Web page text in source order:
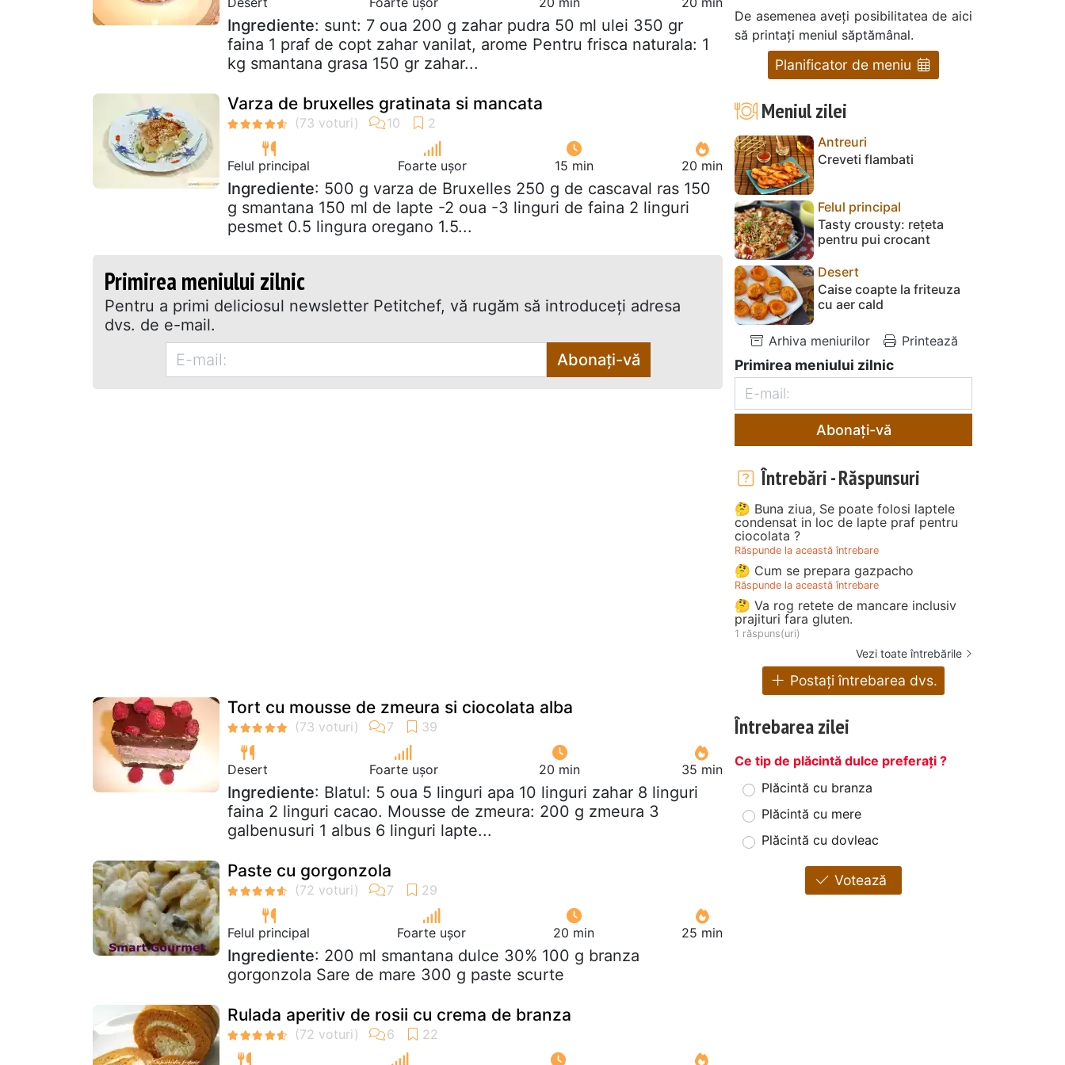
Ingrediente: sunt: 7 oua 200 g zahar pudra 50 ml ulei 350 gr
faina 1 praf de copt zahar vanilat, arome Pentru frisca naturala: 1
kg smantana grasa 150 gr zahar...
Varza de bruxelles gratinata si mancata
Felul principal Foarte ușor 15 min 20 min
Ingrediente: 500 g varza de Bruxelles 250 g de cascaval ras 150
g smantana 150 ml de lapte -2 oua -3 linguri de faina 2 linguri
pesmet 0.5 lingura oregano 1.5...
Primirea meniului zilnic
Pentru a primi deliciosul newsletter Petitchef, vă rugăm să introduceţi adresa
dvs. de e-mail.
Abonați-vă
Tort cu mousse de zmeura si ciocolata alba
Desert Foarte ușor 20 min 35 min
Ingrediente: Blatul: 5 oua 5 linguri apa 10 linguri zahar 8 linguri
faina 2 linguri cacao. Mousse de zmeura: 200 g zmeura 3
galbenusuri 1 albus 6 linguri lapte...
Paste cu gorgonzola
Felul principal Foarte ușor 20 min 25 min
Ingrediente: 200 ml smantana dulce 30% 100 g branza
gorgonzola Sare de mare 300 g paste scurte
Rulada aperitiv de rosii cu crema de branza
De asemenea aveți posibilitatea de aici
să printați meniul săptămânal.
Planificator de meniu
Meniul zilei
Antreuri
Creveti flambati
Felul principal
Tasty crousty: rețeta
pentru pui crocant
Desert
Caise coapte la friteuza
cu aer cald
Arhiva meniurilor Printează
Primirea meniului zilnic
Abonați-vă
Întrebări - Răspunsuri
🤔 Buna ziua, Se poate folosi laptele
condensat in loc de lapte praf pentru
ciocolata ?
Răspunde la această întrebare
🤔 Cum se prepara gazpacho
Răspunde la această întrebare
🤔 Va rog retete de mancare inclusiv
prajituri fara gluten.
1 răspuns(uri)
Vezi toate întrebările
Postați întrebarea dvs.
Întrebarea zilei
Ce tip de plăcintă dulce preferați ?
Plăcintă cu branza
Plăcintă cu mere
Plăcintă cu dovleac
Votează